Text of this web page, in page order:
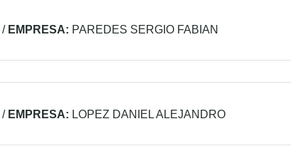
/ EMPRESA: PAREDES SERGIO FABIAN
/ EMPRESA: LOPEZ DANIEL ALEJANDRO